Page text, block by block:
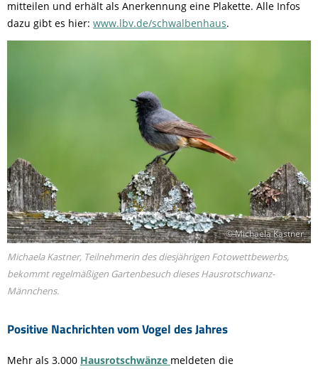
mitteilen und erhält als Anerkennung eine Plakette. Alle Infos
dazu gibt es hier: www.lbv.de/schwalbenhaus.
Positive Nachrichten vom Vogel des Jahres
© Michaela Kastner
Michaela Kastner, Teilnehmerin des diesjährigen Fotowettbewerbs,
bekommt regelmäßigen Gartenbesuch dieses Hausrotschwanz-
Männchens.
Mehr als 3.000 Hausrotschwänze meldeten die